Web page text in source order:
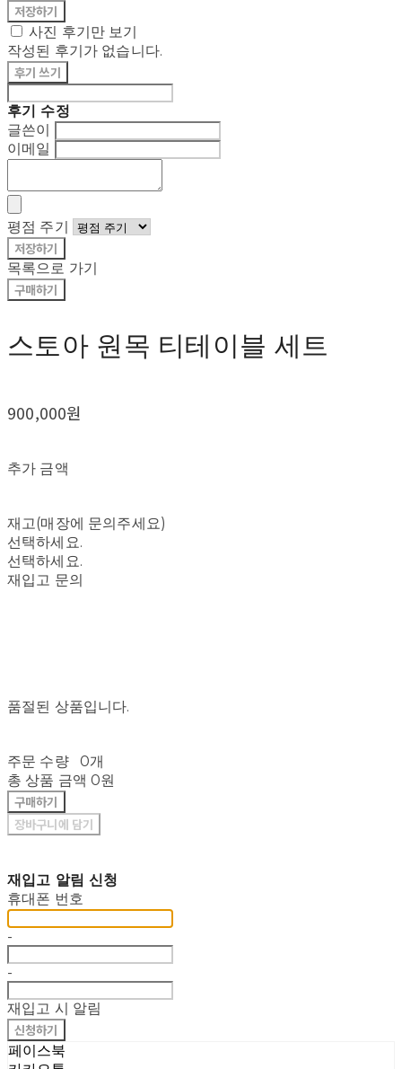
저장하기
사진 후기만 보기
작성된 후기가 없습니다.
후기 쓰기
후기 수정
글쓴이
이메일
평점 주기
저장하기
목록으로 가기
구매하기
스토아 원목 티테이블 세트
900,000원
추가 금액
재고(매장에 문의주세요)
선택하세요.
선택하세요.
재입고 문의
품절된 상품입니다.
주문 수량
0개
총 상품 금액 0원
구매하기
장바구니에 담기
재입고 알림 신청
휴대폰 번호
-
-
재입고 시 알림
신청하기
페이스북